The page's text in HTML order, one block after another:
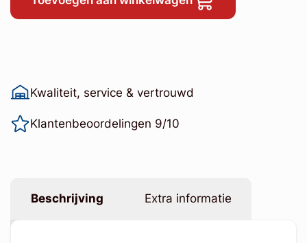
Kwaliteit, service & vertrouwd
Klantenbeoordelingen 9/10
Beschrijving Extra informatie